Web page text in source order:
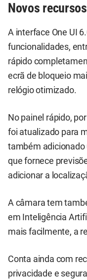
Novos
A interface One UI
funcionalidades,
rápido
ecrã de bloqueio
relógio otimizado.
No painel rápido,
foi atualizado para
também
que fornece
adicionar a
A câmara tem
em Inteligência
mais facilmente, a
Conta ainda com
privacidade e